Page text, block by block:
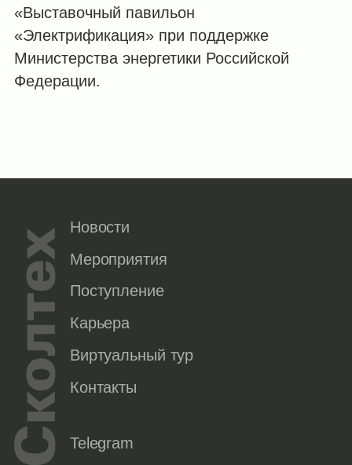
«Выставочный павильон
«Электрификация» при поддержке
Министерства энергетики Российской
Федерации.
Новости
Мероприятия
Поступление
Карьера
Виртуальный тур
Контакты
Telegram